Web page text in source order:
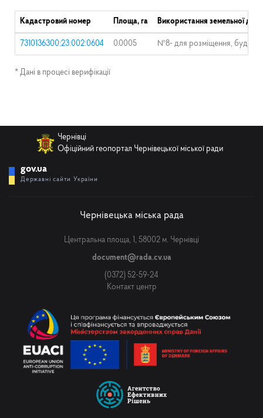
Кадастровий номер Площа, га Використання земельної
7310136300:23:002:0604 0.0005 №8- для розміщення,
* Дані в процесі верифікації
Чернівці
Офіційний геопортал Чернівецької міської ради
gov.ua
Державні сайти України
Чернівецька міська рада
Центральна площа, 1, 58002 м. Чернівці
document@rada.cv.ua
(0372) 52-59-24
Контакт центр